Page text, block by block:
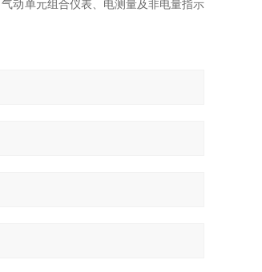
动单元组合仪表、电测量及非电量指示